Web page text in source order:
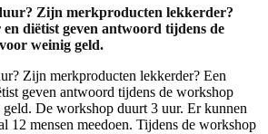
Zijn merkproducten lekkerder?
diëtist geven antwoord tijdens de
weinig geld.
Zijn merkproducten lekkerder? Een
geven antwoord tijdens de workshop
De workshop duurt 3 uur. Er kunnen
12 mensen meedoen. Tijdens de workshop